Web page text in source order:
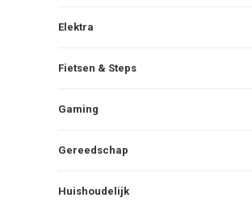
Elektra
Fietsen & Steps
Gaming
Gereedschap
Huishoudelijk